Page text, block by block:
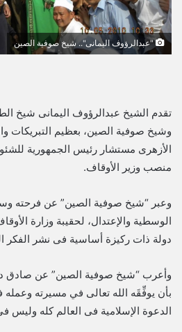
ت
ر
و
"عبدالرؤوف اليمانى".. شيخ صوفية الصين
تقدم الشيخ عبدالرؤوف اليمانى شيخ
وشيخ صوفية الصين، بعظيم التبريكات
الأزهرى مستشار رئيس الجمهورية
منصب وزير الأوقاف.
وعبر “شيخ صوفية الصين” عن فرحته
الوسطية والإعتدال، لحقيبة وزارة
دولة ذات ركيزة أساسية فى نشر الفكر
وأعرب “شيخ صوفية الصين” عن صادق
بأن يوفِّقَه الله تعالى في مسيرته
الدعوة الإسلامية فى العالم كله